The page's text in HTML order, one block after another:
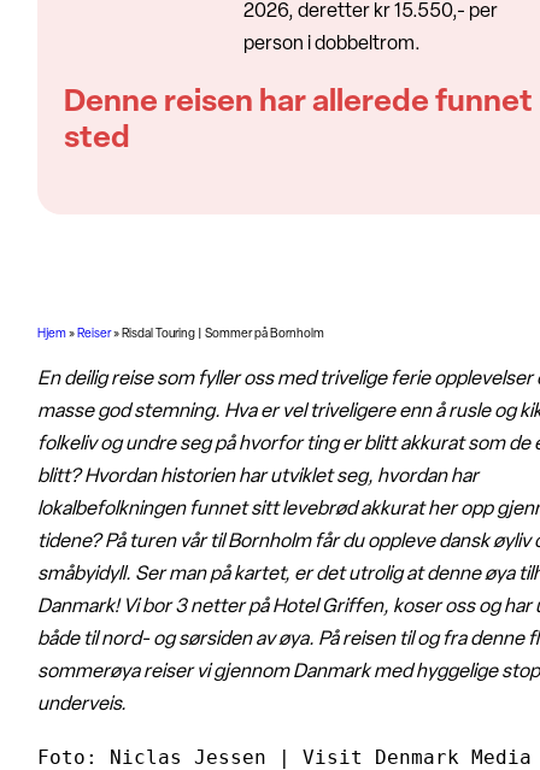
Hjem» Reiser» Risdal Touring | Sommer på Bornholm
En deilig reise som fyller oss med trivelige ferie opplevelser
masse god stemning. Hva er vel triveligere enn å rusle og
folkeliv og undre seg på hvorfor ting er blitt akkurat som de
blitt? Hvordan historien har utviklet seg, hvordan har
lokalbefolkningen funnet sitt levebrød akkurat her opp
tidene? På turen vår til Bornholm får du oppleve dansk øyliv
småbyidyll. Ser man på kartet, er det utrolig at denne øya
Danmark! Vi bor 3 netter på Hotel Griffen, koser oss og har
både til nord- og sørsiden av øya. På reisen til og fra denne
sommerøya reiser vi gjennom Danmark med hyggelige
underveis.
Foto: Niclas Jessen | Visit Denmark Media
2026, deretter kr 15.550,- per
person i dobbeltrom.
Denne reisen har allerede funnet
sted